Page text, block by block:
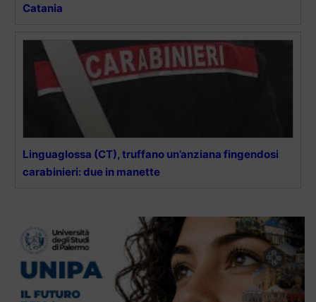
Catania
Linguaglossa (CT), truffano un’anziana fingendosi
carabinieri: due in manette